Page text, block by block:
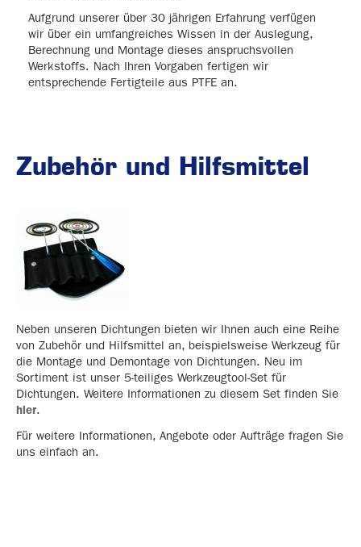
Aufgrund unserer über 30 jährigen Erfahrung verfügen
wir über ein umfangreiches Wissen in der Auslegung,
Berechnung und Montage dieses anspruchsvollen
Werkstoffs. Nach Ihren Vorgaben fertigen wir
entsprechende Fertigteile aus PTFE an.
Zubehör und Hilfsmittel
Neben unseren Dichtungen bieten wir Ihnen auch eine Reihe
von Zubehör und Hilfsmittel an, beispielsweise Werkzeug für
die Montage und Demontage von Dichtungen. Neu im
Sortiment ist unser 5-teiliges Werkzeugtool-Set für
Dichtungen. Weitere Informationen zu diesem Set finden Sie
hier.
Für weitere Informationen, Angebote oder Aufträge fragen Sie
uns einfach an.